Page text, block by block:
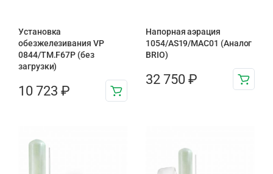
Установка
обезжелезивания VP
0844/TM.F67P (без
загрузки)
10 723 ₽
Напорная аэрация
1054/AS19/MAC01 (Аналог
BRIO)
32 750 ₽